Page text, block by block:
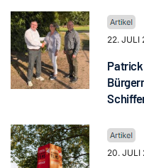
22. JULI
20. JULI